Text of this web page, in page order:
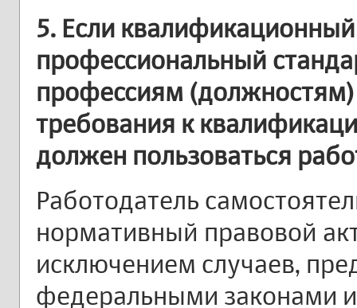
5. Если
профессиональный
профессиям
требования к
должен пользоваться
Работодатель
нормативный правовой
исключением случаев,
федеральными законами